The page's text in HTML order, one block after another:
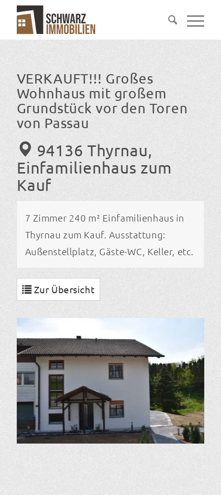
VERKAUFT!!! Großes
Wohnhaus mit großem
Grundstück vor den Toren
von Passau
94136 Thyrnau,
Einfamilienhaus zum
Kauf
7 Zimmer 240 m² Einfamilienhaus in
Thyrnau zum Kauf. Ausstattung:
Außenstellplatz, Gäste-WC, Keller, etc.
Zur Übersicht